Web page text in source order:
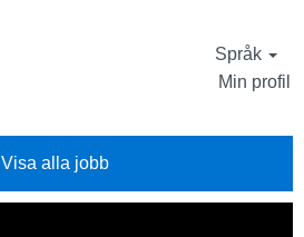
Språk
Min profil
Visa alla jobb